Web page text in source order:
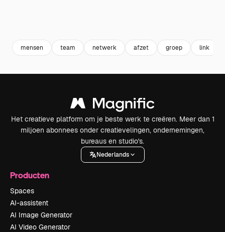
mensen team netwerk afzet groep link
Het creatieve platform om je beste werk te creëren. Meer dan 1
miljoen abonnees onder creatievelingen, ondernemingen,
bureaus en studio's.
Nederlands
Producten
Spaces
AI-assistent
AI Image Generator
AI Video Generator